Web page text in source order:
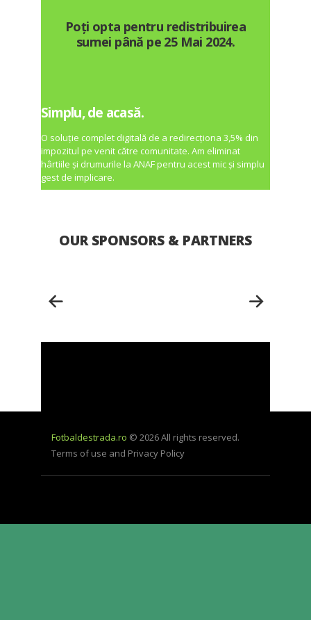
Poți opta pentru redistribuirea
sumei până pe 25 Mai 2024.
Simplu, de acasă.
O soluție complet digitală de a redirecționa 3,5% din
impozitul pe venit către comunitate. Am eliminat
hârtiile și drumurile la ANAF pentru acest mic și simplu
gest de implicare.
OUR SPONSORS & PARTNERS
Fotbaldestrada.ro © 2026 All rights reserved.
Terms of use and Privacy Policy